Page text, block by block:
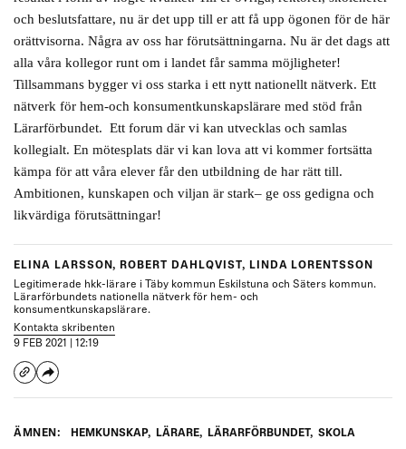
och beslutsfattare, nu är det upp till er att få upp ögonen för de här
orättvisorna. Några av oss har förutsättningarna. Nu är det dags att
alla våra kollegor runt om i landet får samma möjligheter!
Tillsammans bygger vi oss starka i ett nytt nationellt nätverk. Ett
nätverk för hem-och konsumentkunskapslärare med stöd från
Lärarförbundet. Ett forum där vi kan utvecklas och samlas
kollegialt. En mötesplats där vi kan lova att vi kommer fortsätta
kämpa för att våra elever får den utbildning de har rätt till.
Ambitionen, kunskapen och viljan är stark– ge oss gedigna och
likvärdiga förutsättningar!
ELINA LARSSON, ROBERT DAHLQVIST, LINDA LORENTSSON
Legitimerade hkk-lärare i Täby kommun Eskilstuna och Säters kommun.
Lärarförbundets nationella nätverk för hem- och
konsumentkunskapslärare.
Kontakta skribenten
9 FEB 2021 | 12:19
ÄMNEN: HEMKUNSKAP, LÄRARE, LÄRARFÖRBUNDET, SKOLA